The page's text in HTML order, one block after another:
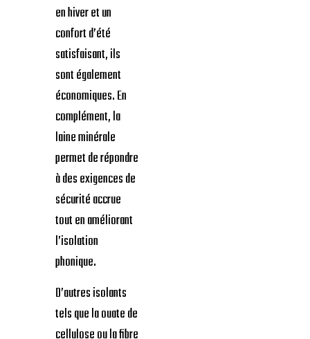
en hiver et un
confort d’été
satisfaisant, ils
sont également
économiques. En
complément, la
laine minérale
permet de répondre
à des exigences de
sécurité accrue
tout en améliorant
l’isolation
phonique.
D’autres isolants
tels que la ouate de
cellulose ou la fibre